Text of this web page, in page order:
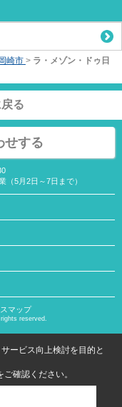
岡崎市 > ラ・メゾン・ドゥ日
る
せする
（5月2日～7日まで）
マップ
reserved.
ービス向上検討を目的と
ご確認ください。